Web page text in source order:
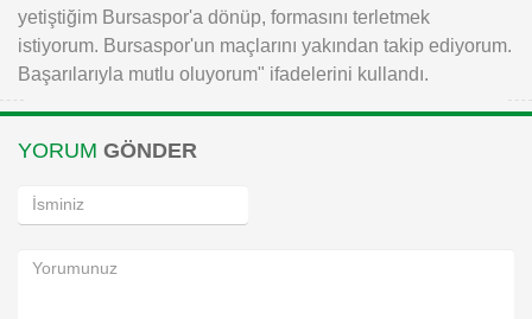
yetiştiğim Bursaspor'a dönüp, formasını terletmek
istiyorum. Bursaspor'un maçlarını yakından takip ediyorum.
Başarılarıyla mutlu oluyorum" ifadelerini kullandı.
YORUM GÖNDER